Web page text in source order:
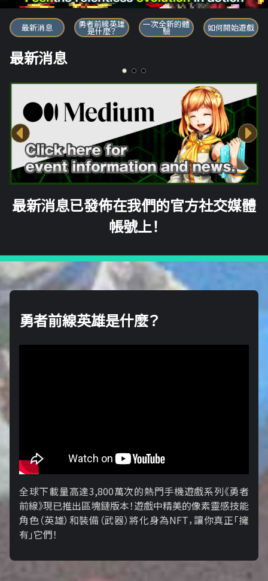
勇者前線英雄
最新消息 勇者前線英雄
是什麼？
一次全新的體
驗 如何開始遊戲
最新消息
最新消息已發佈在我們的官方社交媒體
帳號上！
勇者前線英雄是什麼？
全球下載量高達3,800萬次的熱門手機遊戲系列《勇者
前線》現已推出區塊鏈版本！遊戲中精美的像素靈感技能
角色（英雄）和裝備（武器）將化身為NFT，讓你真正「擁​​
有」它們！